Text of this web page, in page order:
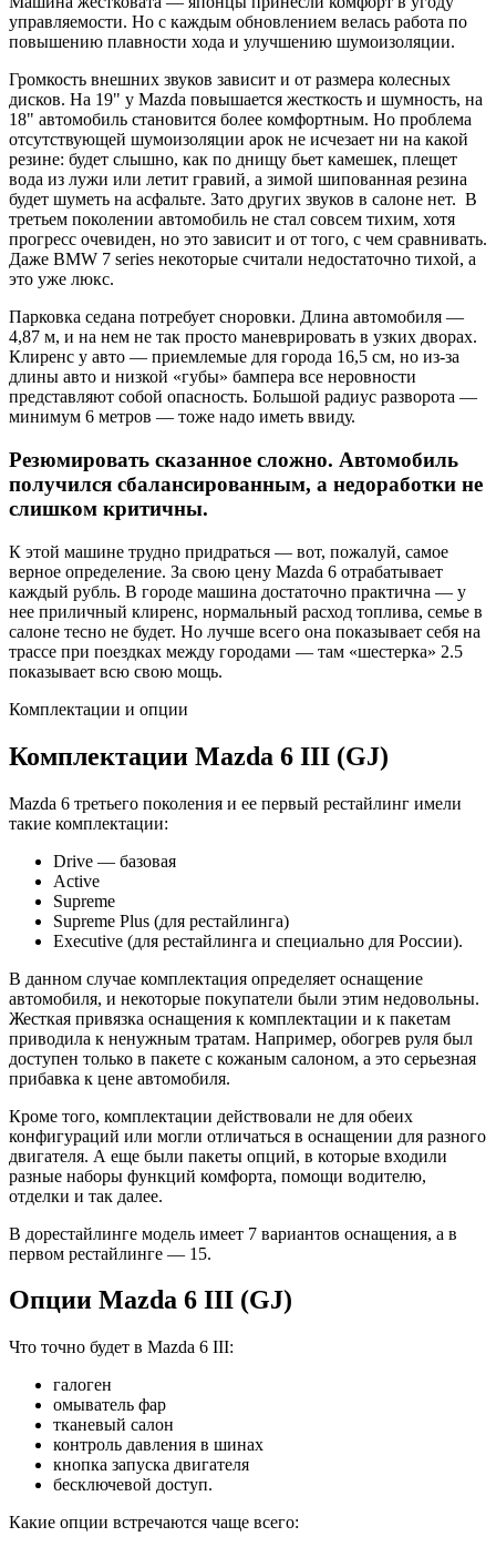
управляемости. Но с каждым обновлением велась работа по
повышению плавности хода и улучшению шумоизоляции.
Громкость внешних звуков зависит и от размера колесных
дисков. На 19" у Mazda повышается жесткость и шумность, на
18" автомобиль становится более комфортным. Но проблема
отсутствующей шумоизоляции арок не исчезает ни на какой
резине: будет слышно, как по днищу бьет камешек, плещет
вода из лужи или летит гравий, а зимой шипованная резина
будет шуметь на асфальте. Зато других звуков в салоне нет. В
третьем поколении автомобиль не стал совсем тихим, хотя
прогресс очевиден, но это зависит и от того, с чем сравнивать.
Даже BMW 7 series некоторые считали недостаточно тихой, а
это уже люкс.
Парковка седана потребует сноровки. Длина автомобиля —
4,87 м, и на нем не так просто маневрировать в узких дворах.
Клиренс у авто — приемлемые для города 16,5 см, но из-за
длины авто и низкой «губы» бампера все неровности
представляют собой опасность. Большой радиус разворота —
минимум 6 метров — тоже надо иметь ввиду.
Резюмировать сказанное сложно. Автомобиль
получился сбалансированным, а недоработки не
слишком критичны.
К этой машине трудно придраться — вот, пожалуй, самое
верное определение. За свою цену Mazda 6 отрабатывает
каждый рубль. В городе машина достаточно практична — у
нее приличный клиренс, нормальный расход топлива, семье в
салоне тесно не будет. Но лучше всего она показывает себя на
трассе при поездках между городами — там «шестерка» 2.5
показывает всю свою мощь.
Комплектации и опции
Комплектации Mazda 6 III (GJ)
Mazda 6 третьего поколения и ее первый рестайлинг имели
такие комплектации:
Drive — базовая
Active
Supreme
Supreme Plus (для рестайлинга)
Executive (для рестайлинга и специально для России).
В данном случае комплектация определяет оснащение
автомобиля, и некоторые покупатели были этим недовольны.
Жесткая привязка оснащения к комплектации и к пакетам
приводила к ненужным тратам. Например, обогрев руля был
доступен только в пакете с кожаным салоном, а это серьезная
прибавка к цене автомобиля.
Кроме того, комплектации действовали не для обеих
конфигураций или могли отличаться в оснащении для разного
двигателя. А еще были пакеты опций, в которые входили
разные наборы функций комфорта, помощи водителю,
отделки и так далее.
В дорестайлинге модель имеет 7 вариантов оснащения, а в
первом рестайлинге — 15.
Опции Mazda 6 III (GJ)
Что точно будет в Mazda 6 III:
галоген
омыватель фар
тканевый салон
контроль давления в шинах
кнопка запуска двигателя
бесключевой доступ.
Какие опции встречаются чаще всего: